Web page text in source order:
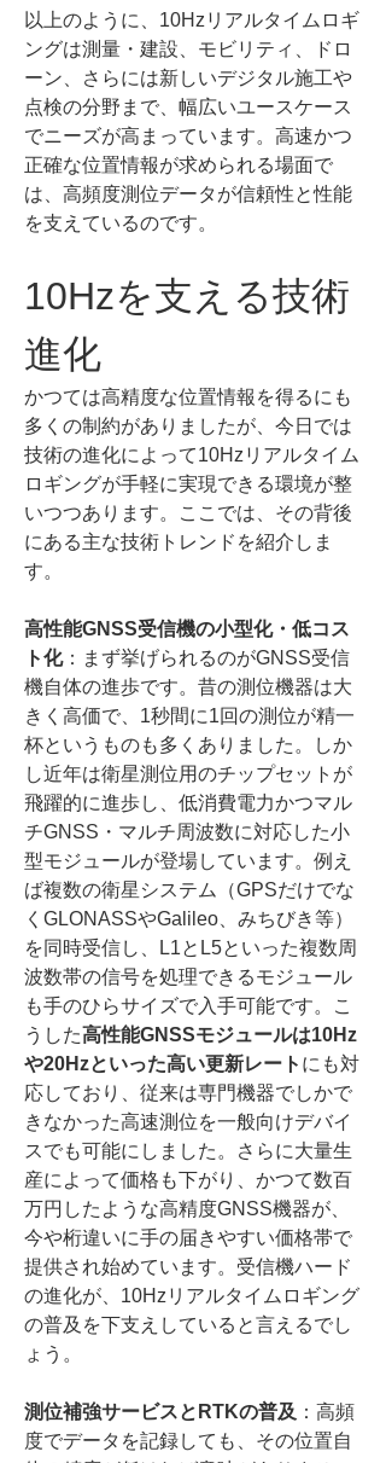
以上のように、10Hzリアルタイムロギ
ングは測量・建設、モビリティ、ドロ
ーン、さらには新しいデジタル施工や
点検の分野まで、幅広いユースケース
でニーズが高まっています。高速かつ
正確な位置情報が求められる場面で
は、高頻度測位データが信頼性と性能
を支えているのです。
10Hzを支える技術
進化
かつては高精度な位置情報を得るにも
多くの制約がありましたが、今日では
技術の進化によって10Hzリアルタイム
ロギングが手軽に実現できる環境が整
いつつあります。ここでは、その背後
にある主な技術トレンドを紹介しま
す。
高性能GNSS受信機の小型化・低コス
ト化：まず挙げられるのがGNSS受信
機自体の進歩です。昔の測位機器は大
きく高価で、1秒間に1回の測位が精一
杯というものも多くありました。しか
し近年は衛星測位用のチップセットが
飛躍的に進歩し、低消費電力かつマル
チGNSS・マルチ周波数に対応した小
型モジュールが登場しています。例え
ば複数の衛星システム（GPSだけでな
くGLONASSやGalileo、みちびき等）
を同時受信し、L1とL5といった複数周
波数帯の信号を処理できるモジュール
も手のひらサイズで入手可能です。こ
うした高性能GNSSモジュールは10Hz
や20Hzといった高い更新レート にも対
応しており、従来は専門機器でしかで
きなかった高速測位を一般向けデバイ
スでも可能にしました。さらに大量生
産によって価格も下がり、かつて数百
万円したような高精度GNSS機器が、
今や桁違いに手の届きやすい価格帯で
提供され始めています。受信機ハード
の進化が、10Hzリアルタイムロギング
の普及を下支えしていると言えるでし
ょう。
測位補強サービスとRTKの普及 ：高頻
度でデータを記録しても、その位置自